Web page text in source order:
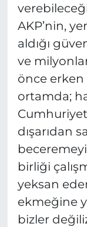
AKP’nin,
aldığı
ve
önce
ortamda;
dışarıdan
birliği
yeksan
ekmeğine
bizler